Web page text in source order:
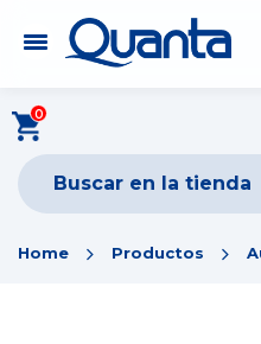
0
Home Productos